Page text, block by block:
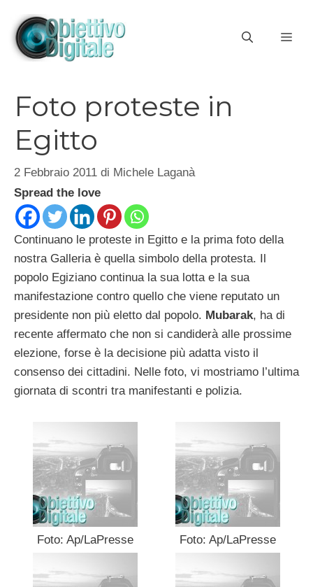
contenuto
Foto proteste in
Egitto
2 Febbraio 2011 di Michele Laganà
Spread the love
Continuano le proteste in Egitto e la prima foto della
nostra Galleria è quella simbolo della protesta. Il
popolo Egiziano continua la sua lotta e la sua
manifestazione contro quello che viene reputato un
presidente non più eletto dal popolo. Mubarak, ha di
recente affermato che non si candiderà alle prossime
elezione, forse è la decisione più adatta visto il
consenso dei cittadini. Nelle foto, vi mostriamo l’ultima
giornata di scontri tra manifestanti e polizia.
Foto: Ap/LaPresse Foto: Ap/LaPresse